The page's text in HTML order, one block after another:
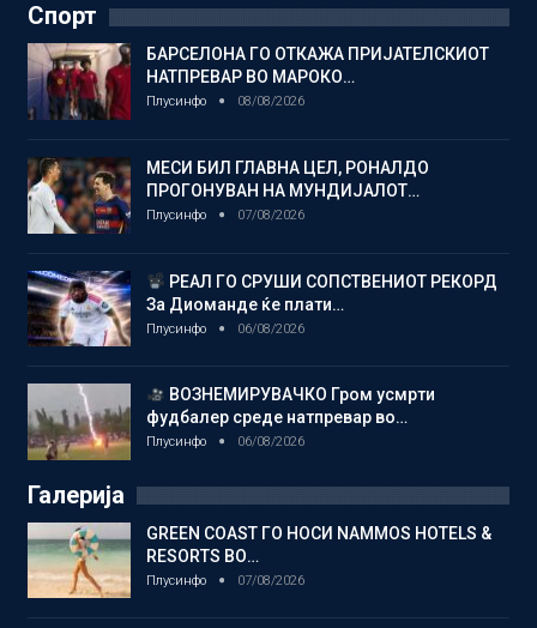
Спорт
БАРСЕЛОНА ГО ОТКАЖА ПРИЈАТЕЛСКИОТ
НАТПРЕВАР ВО МАРОКО…
Плусинфо 08/08/2026
МЕСИ БИЛ ГЛАВНА ЦЕЛ, РОНАЛДО
ПРОГОНУВАН НА МУНДИЈАЛОТ…
Плусинфо 07/08/2026
РЕАЛ ГО СРУШИ СОПСТВЕНИОТ РЕКОРД
За Диоманде ќе плати…
Плусинфо 06/08/2026
ВОЗНЕМИРУВАЧКО Гром усмрти
фудбалер среде натпревар во…
Плусинфо 06/08/2026
Галерија
GREEN COAST ГО НОСИ NAMMOS HOTELS &
RESORTS ВО…
Плусинфо 07/08/2026